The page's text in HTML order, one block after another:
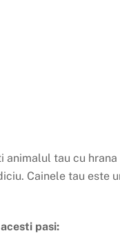
tau cu
Cainele tau este
pasi: